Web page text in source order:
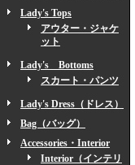
Lady's Tops
アウター・ジャケ
ット
Lady's Bottoms
スカート・パンツ
Lady's Dress（ドレス）
Bag（バッグ）
Accessories・Interior
Interior（インテリ